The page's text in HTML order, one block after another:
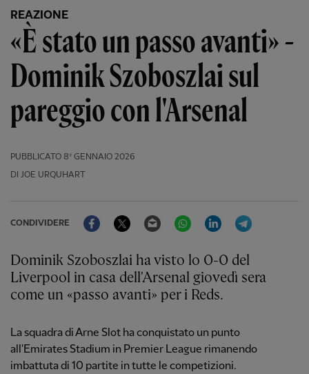
REAZIONE
«È stato un passo avanti» -
Dominik Szoboszlai sul
pareggio con l'Arsenal
PUBBLICATO 8º GENNAIO 2026
DI JOE URQUHART
CONDIVIDERE
FacebookTwitter Email WhatsAppLinkedIn
Dominik Szoboszlai ha visto lo 0-0 del
Liverpool in casa dell'Arsenal giovedì sera
come un «passo avanti» per i Reds.
La squadra di Arne Slot ha conquistato un punto
all'Emirates Stadium in Premier League rimanendo
imbattuta di 10 partite in tutte le competizioni.